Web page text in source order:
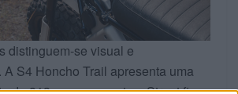
distinguem-se visual e
S4 Honcho Trail apresenta uma